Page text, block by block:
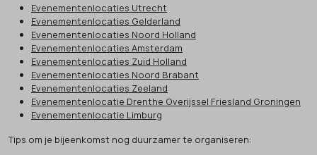
Evenementenlocaties Utrecht
Evenementenlocaties Gelderland
Evenementenlocaties Noord Holland
Evenementenlocaties Amsterdam
Evenementenlocaties Zuid Holland
Evenementenlocaties Noord Brabant
Evenementenlocaties Zeeland
Evenementenlocatie Drenthe Overijssel Friesland Groningen
Evenementenlocatie Limburg
Tips om je bijeenkomst nog duurzamer te organiseren: